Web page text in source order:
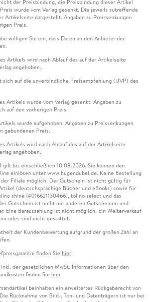
der Preisbindung, die Preisbindung dieser Artikel
wurde vom Verlag gesenkt. Die jeweils zutreffende
Artikelseite dargestellt. Angaben zu Preissenkungen
Preis.
willigen Sie ein, dass Daten an den Anbieter der
Artikels wird nach Ablauf des auf der Artikelseite
angehoben.
sich auf die unverbindliche Preisempfehlung (UVP) des
Artikels wurde vom Verlag gesenkt. Angaben zu
auf den vorherigen Preis.
wurde aufgehoben. Angaben zu Preissenkungen
gebundenen Preis.
Artikels wird nach Ablauf des auf der Artikelseite
angehoben.
gilt bis einschließlich 10.08.2026. Sie können den
einlösen unter www.hugendubel.de. Keine Bestellung
Filiale möglich. Der Gutschein ist nicht gültig für
(deutschsprachige Bücher und eBooks) sowie für
shine (4016621130466), tolino select und das
Gutschein ist nicht mit anderen Gutscheinen und
Eine Barauszahlung ist nicht möglich. Ein Weiterverkauf
sind nicht gestattet.
der Kundenbewertung aufgrund der großen Zahl an
finden Sie hier
der gesetzlichen MwSt. Informationen über den
finden Sie hier
beinhalten ein erweitertes Rückgaberecht von
Rücknahme von Bild-, Ton- und Datenträgern ist nur bei